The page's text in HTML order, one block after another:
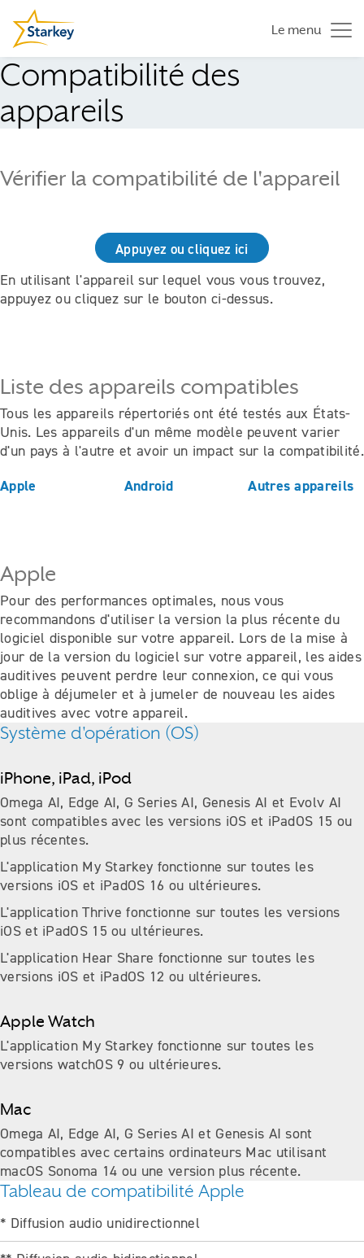
Le menu
Compatibilité des
appareils
Vérifier la compatibilité de l'appareil
Appuyez ou cliquez ici
En utilisant l'appareil sur lequel vous vous trouvez,
appuyez ou cliquez sur le bouton ci-dessus.
Liste des appareils compatibles
Tous les appareils répertoriés ont été testés aux États-
Unis. Les appareils d'un même modèle peuvent varier
d'un pays à l'autre et avoir un impact sur la compatibilité.
Apple Android Autres appareils
Apple
Pour des performances optimales, nous vous
recommandons d'utiliser la version la plus récente du
logiciel disponible sur votre appareil. Lors de la mise à
jour de la version du logiciel sur votre appareil, les aides
auditives peuvent perdre leur connexion, ce qui vous
oblige à déjumeler et à jumeler de nouveau les aides
auditives avec votre appareil.
Système d'opération (OS)
iPhone, iPad, iPod
Omega AI, Edge AI, G Series AI, Genesis AI et Evolv AI
sont compatibles avec les versions iOS et iPadOS 15 ou
plus récentes.
L'application My Starkey fonctionne sur toutes les
versions iOS et iPadOS 16 ou ultérieures.
L'application Thrive fonctionne sur toutes les versions
iOS et iPadOS 15 ou ultérieures.
L'application Hear Share fonctionne sur toutes les
versions iOS et iPadOS 12 ou ultérieures.
Apple Watch
L'application My Starkey fonctionne sur toutes les
versions watchOS 9 ou ultérieures.
Mac
Omega AI, Edge AI, G Series AI et Genesis AI sont
compatibles avec certains ordinateurs Mac utilisant
macOS Sonoma 14 ou une version plus récente.
Tableau de compatibilité Apple
* Diffusion audio unidirectionnel